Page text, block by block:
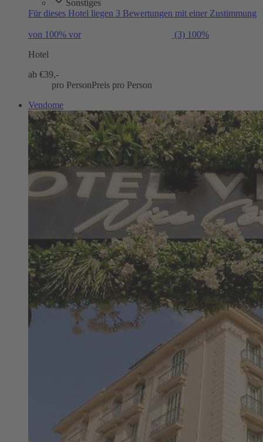
Sonstiges
Für dieses Hotel liegen 3 Bewertungen mit einer Zustimmung
von 100% vor (3) 100%
Hotel
ab €39,-
pro PersonPreis pro Person
Vendome